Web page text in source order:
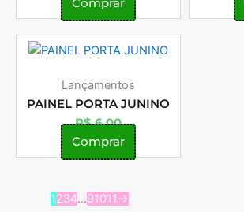
Comprar
Lançamentos
PAINEL PORTA JUNINO
R$6,00
Comprar
1234…91011 →